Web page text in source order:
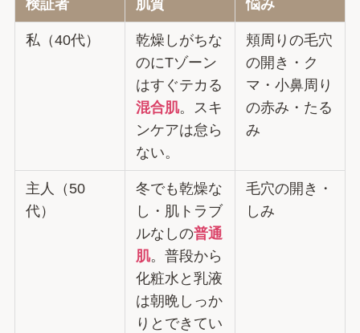
検証者 肌質 悩み
私（40代）
乾燥しがちな
のにTゾーン
はすぐテカる
混合肌。スキ
ンケアは怠ら
ない。
頬周りの毛穴
の開き・ク
マ・小鼻周り
の赤み・たる
み
主人（50
代）
冬でも乾燥な
し・肌トラブ
ルなしの普通
肌。普段から
化粧水と乳液
は朝晩しっか
りとできてい
毛穴の開き・
しみ